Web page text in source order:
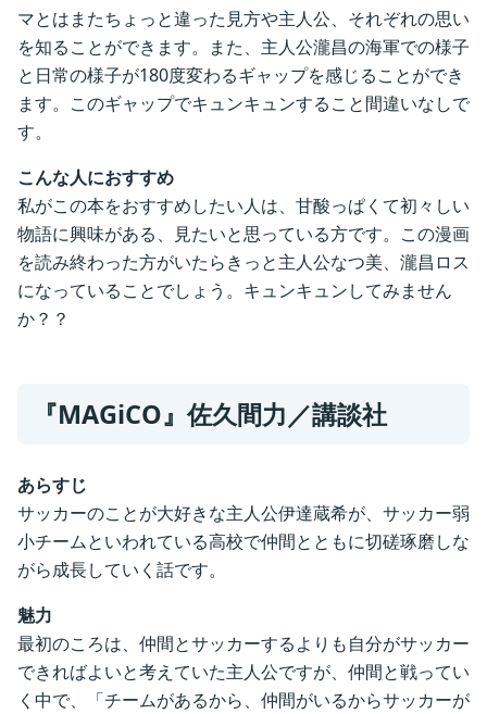
マとはまたちょっと違った見方や主人公、それぞれの思い
を知ることができます。また、主人公瀧昌の海軍での様子
と日常の様子が180度変わるギャップを感じることができ
ます。このギャップでキュンキュンすること間違いなしで
す。
こんな人におすすめ
私がこの本をおすすめしたい人は、甘酸っぱくて初々しい
物語に興味がある、見たいと思っている方です。この漫画
を読み終わった方がいたらきっと主人公なつ美、瀧昌ロス
になっていることでしょう。キュンキュンしてみません
か？？
『MAGiCO』佐久間力／講談社
あらすじ
サッカーのことが大好きな主人公伊達蔵希が、サッカー弱
小チームといわれている高校で仲間とともに切磋琢磨しな
がら成長していく話です。
魅力
最初のころは、仲間とサッカーするよりも自分がサッカー
できればよいと考えていた主人公ですが、仲間と戦ってい
く中で、「チームがあるから、仲間がいるからサッカーが